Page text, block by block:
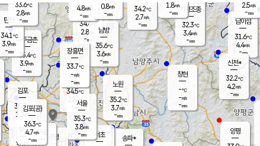
남이섬
31.6℃
4.4m/s
-mm
양주
34.4℃
2.8
-mm
2.5m/s
-mm
파주금촌
35.4℃
3.9m/s
-mm
가평조종
32.3℃
3.4m/s
-mm
34.2℃
2.7m/s
-mm
신천*
32.2℃
4.2m/s
-mm
창현
-℃
-m/s
-mm
탄현
34.1℃
3.9m/s
-mm
1.8m/s
-mm
김포
35.7℃
1.3 m/s
mm
광명
부천
구로
은평
34.5℃
2.8 m/s
- mm
노원
35.2℃
3.7m/s
-mm
송파*
서초
남방
35.6℃
3.6m/s
-mm
장흥면
33.7℃
-m/s
-mm
4.8m/s
-mm
김포(공)
36.3℃
4.7m/s
-mm
양평
서울
35.3℃
3.8m/s
-mm
33.6℃
2.8m/s
-mm
0.8m/s
-mm